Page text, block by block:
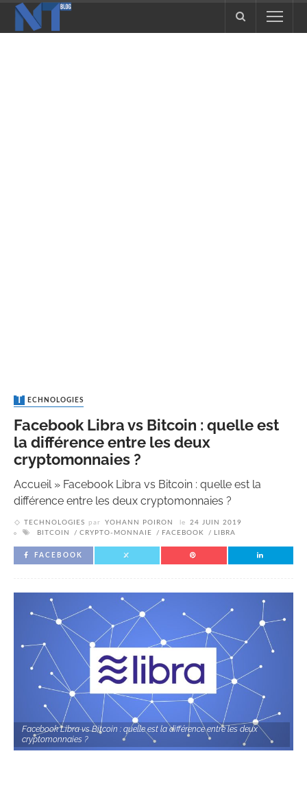
TECHNOLOGIES
Facebook Libra vs Bitcoin : quelle est
la différence entre les deux
cryptomonnaies ?
Accueil» Facebook Libra vs Bitcoin : quelle est la
différence entre les deux cryptomonnaies ?
TECHNOLOGIES par YOHANN POIRON le
24 JUIN 2019
BITCOIN
CRYPTO-MONNAIE FACEBOOK LIBRA
FACEBOOK
Facebook Libra vs Bitcoin : quelle est la différence entre les deux
cryptomonnaies ?